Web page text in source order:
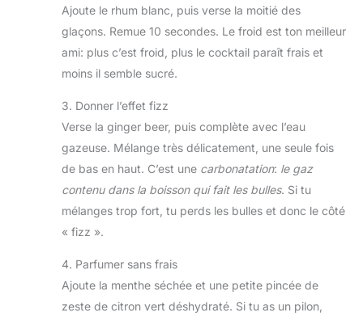
Ajoute le rhum blanc, puis verse la moitié des
glaçons. Remue 10 secondes. Le froid est ton meilleur
ami: plus c’est froid, plus le cocktail paraît frais et
moins il semble sucré.
3. Donner l’effet fizz
Verse la ginger beer, puis complète avec l’eau
gazeuse. Mélange très délicatement, une seule fois
de bas en haut. C’est une carbonatation: le gaz
contenu dans la boisson qui fait les bulles. Si tu
mélanges trop fort, tu perds les bulles et donc le côté
« fizz ».
4. Parfumer sans frais
Ajoute la menthe séchée et une petite pincée de
zeste de citron vert déshydraté. Si tu as un pilon,